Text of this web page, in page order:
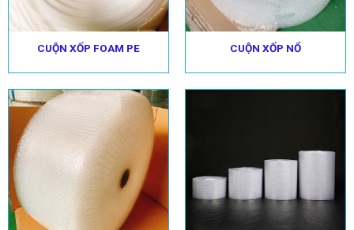
CUỘN XỐP FOAM PE CUỘN XỐP NỔ